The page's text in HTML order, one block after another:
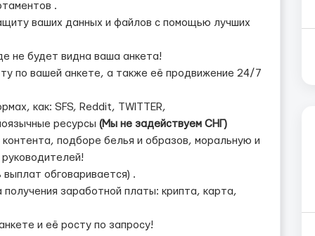
.
ваших данных и файлов с помощью лучших
не будет видна ваша анкета!
по вашей анкете, а также её продвижение 24/7
как: SFS, Reddit, TWITTER,
ресурсы (Мы не задействуем СНГ)
подборе белья и образов, моральную и
обговаривается) .
заработной платы: крипта, карта,
и её росту по запросу!